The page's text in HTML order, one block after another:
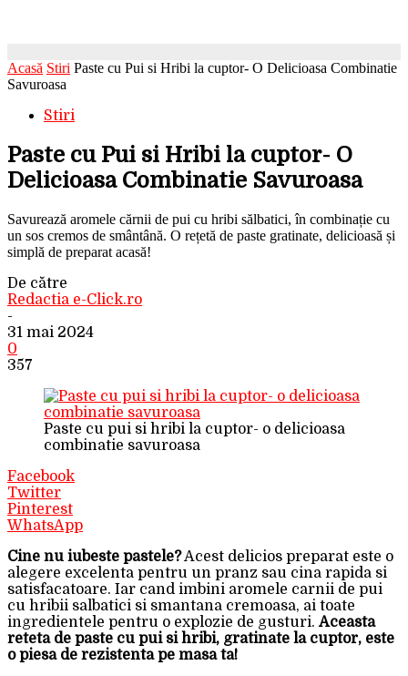
Acasă Stiri Paste cu Pui si Hribi la cuptor- O Delicioasa Combinatie
Savuroasa
Stiri
Paste cu Pui si Hribi la cuptor- O
Delicioasa Combinatie Savuroasa
Savurează aromele cărnii de pui cu hribi sălbatici, în combinație cu
un sos cremos de smântână. O rețetă de paste gratinate, delicioasă și
simplă de preparat acasă!
De către
Redactia e-Click.ro
-
31 mai 2024
0
357
Paste cu pui si hribi la cuptor- o delicioasa
combinatie savuroasa
Facebook
Twitter
Pinterest
WhatsApp
Cine nu iubeste pastele?Acest delicios preparat este o
alegere excelenta pentru un pranz sau cina rapida si
satisfacatoare. Iar cand imbini aromele carnii de pui
cu hribii salbatici si smantana cremoasa, ai toate
ingredientele pentru o explozie de gusturi.Aceasta
reteta de paste cu pui si hribi, gratinate la cuptor, este
o piesa de rezistenta pe masa ta!